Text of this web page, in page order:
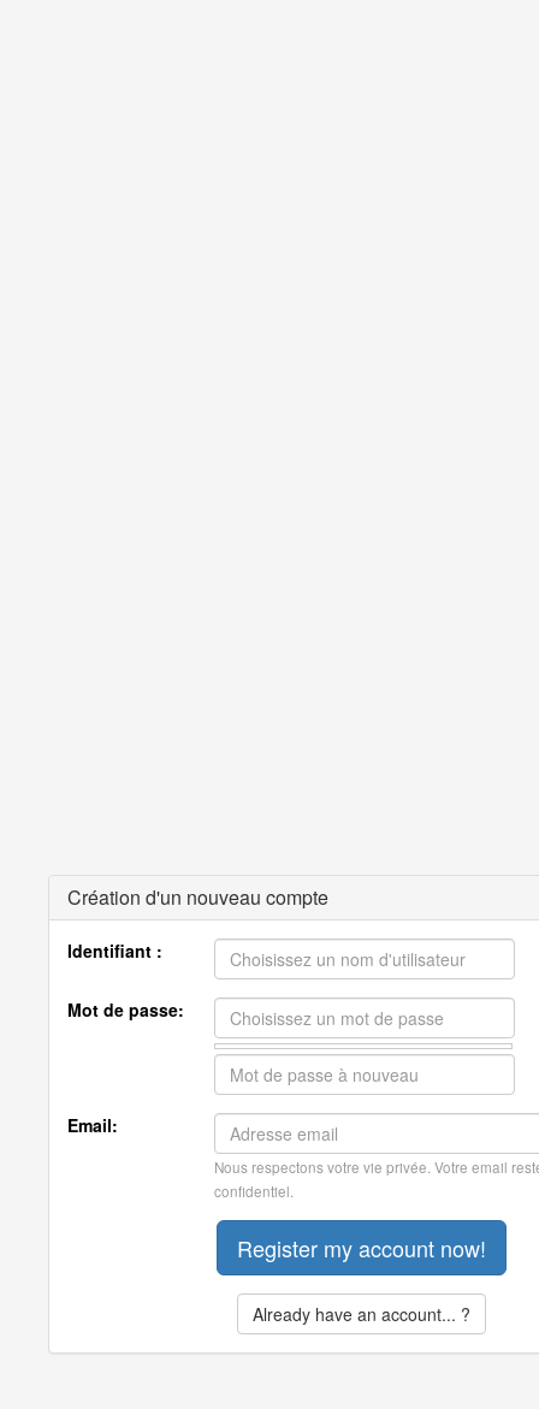
Création d'un nouveau compte
Identifiant :
Mot de passe:
Email:
Nous respectons votre vie privée. Votre email
confidentiel.
Already have an account... ?